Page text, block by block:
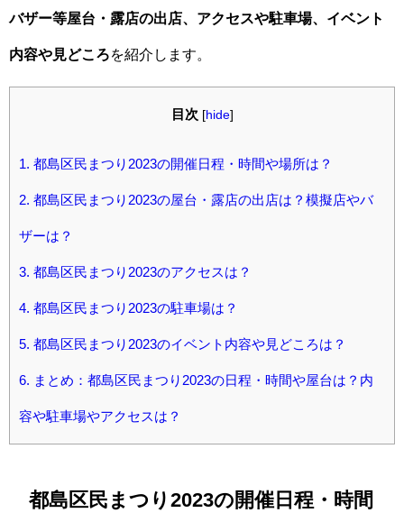
バザー等屋台・露店の出店、アクセスや駐車場、イベント
内容や見どころを紹介します。
目次 [hide]
1. 都島区民まつり2023の開催日程・時間や場所は？
2. 都島区民まつり2023の屋台・露店の出店は？模擬店やバ
ザーは？
3. 都島区民まつり2023のアクセスは？
4. 都島区民まつり2023の駐車場は？
5. 都島区民まつり2023のイベント内容や見どころは？
6. まとめ：都島区民まつり2023の日程・時間や屋台は？内
容や駐車場やアクセスは？
都島区民まつり2023の開催日程・時間